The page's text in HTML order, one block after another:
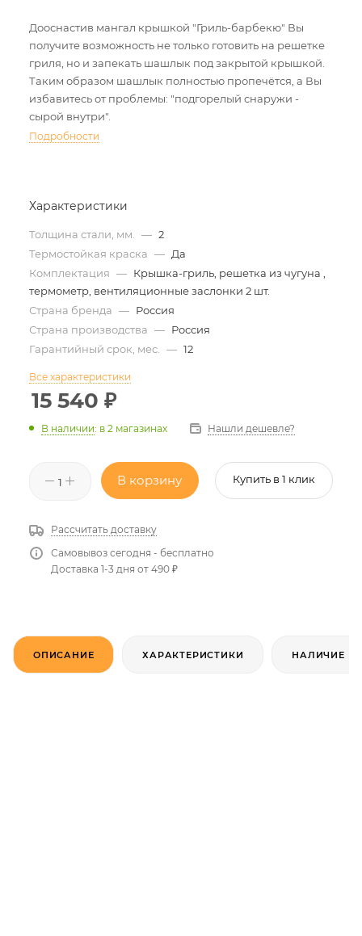
Дооснастив мангал крышкой "Гриль-барбекю" Вы
получите возможность не только готовить на решетке
гриля, но и запекать шашлык под закрытой крышкой.
Таким образом шашлык полностью пропечётся, а Вы
избавитесь от проблемы: "подгорелый снаружи -
сырой внутри".
Подробности
Характеристики
Толщина стали, мм. — 2
Термостойкая краска — Да
Комплектация — Крышка-гриль, решетка из чугуна ,
термометр, вентиляционные заслонки 2 шт.
Страна бренда — Россия
Страна производства — Россия
Гарантийный срок, мес.
— 12
Все характеристики
15 540 ₽
В наличии: в 2 магазинах Нашли дешевле?
В корзину Купить в 1 клик
Рассчитать доставку
Самовывоз сегодня - бесплатно
Доставка 1-3 дня от 490 ₽
ОПИСАНИЕ ХАРАКТЕРИСТИКИ НАЛИЧИЕ